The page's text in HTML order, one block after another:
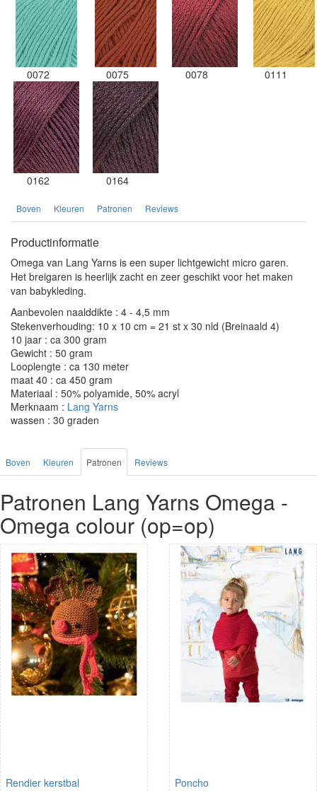
0072 0075 0078 0111
0162 0164
Boven Kleuren Patronen Reviews
Productinformatie
Omega van Lang Yarns is een super lichtgewicht micro garen.
Het breigaren is heerlijk zacht en zeer geschikt voor het maken
van babykleding.
Aanbevolen naalddikte : 4 - 4,5 mm
Stekenverhouding: 10 x 10 cm = 21 st x 30 nld (Breinaald 4)
10 jaar : ca 300 gram
Gewicht : 50 gram
Looplengte : ca 130 meter
maat 40 : ca 450 gram
Materiaal : 50% polyamide, 50% acryl
Merknaam : Lang Yarns
wassen : 30 graden
Boven Kleuren Patronen Reviews
Patronen Lang Yarns Omega -
Omega colour (op=op)
Rendier kerstbal Poncho